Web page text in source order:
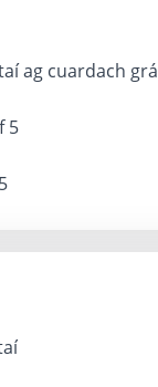
ag cuardach grá
5